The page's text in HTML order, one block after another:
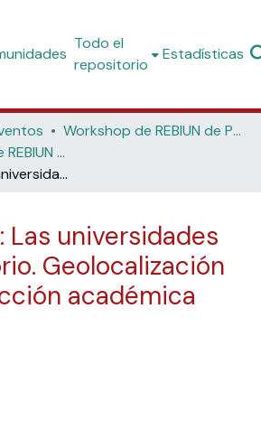
Todo el
repositorio
Estadísticas
Workshop de REBIUN de Proyectos Digitales
20º Workshop de REBIUN de Proyectos Digitales: El papel de los repositorios en la Estrategia Nacional de Ciencia Abierta (Universidad de Jaén, 2024)
GeoREBIUN: Las universidades en el territorio. Geolocalización de la producción académica
Las universidades
Geolocalización
académica